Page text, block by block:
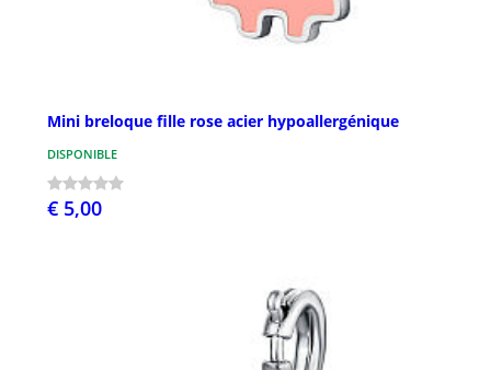
Mini breloque fille rose acier hypoallergénique
DISPONIBLE
€ 5,00